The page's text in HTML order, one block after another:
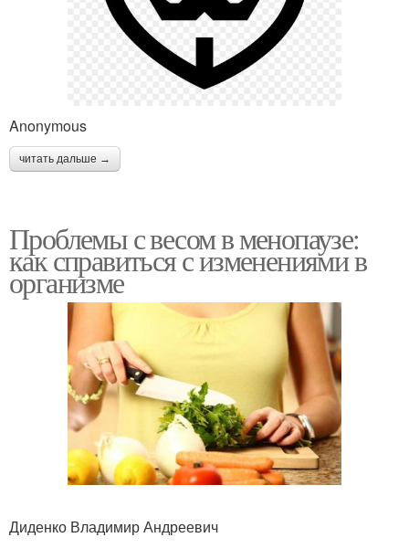
Anonymous
читать дальше →
Проблемы с весом в менопаузе:
как справиться с изменениями в
организме
Диденко Владимир Андреевич